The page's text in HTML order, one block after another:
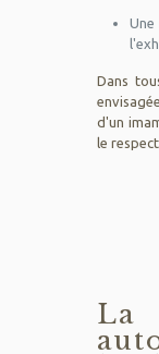
Une
Dans
d'un
le
La